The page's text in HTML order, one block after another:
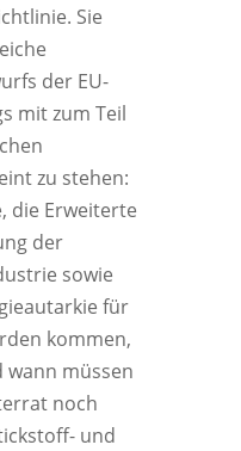
Sie
der EU-
mit zum Teil
zu stehen:
die Erweiterte
der
sowie
für
kommen,
wann müssen
noch
und